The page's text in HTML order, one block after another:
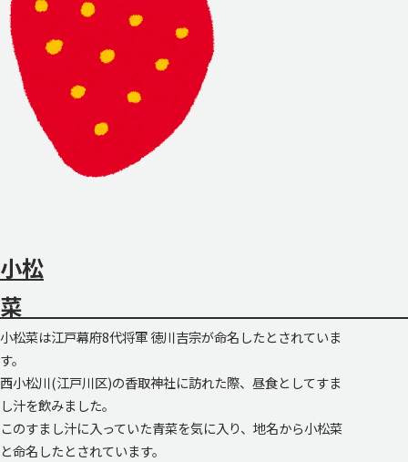
小松
小松菜は江戸幕府8代将軍 徳川吉宗が命名したとされていま
す。
西小松川(江戸川区)の香取神社に訪れた際、昼食としてすま
し汁を飲みました。
このすまし汁に入っていた青菜を気に入り、地名から小松菜
と命名したとされています。